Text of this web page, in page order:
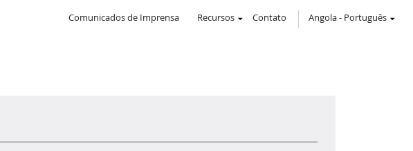
Comunicados de Imprensa Recursos Contato Angola- Português